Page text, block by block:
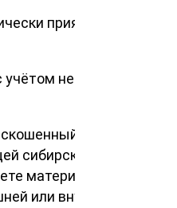
приятный внешний
необходимости
размерами
сибирской
материал для
или внутренней